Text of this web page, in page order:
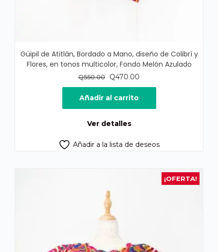
Güipil de Atitlán, Bordado a Mano, diseño de Colibrí y
Flores, en tonos multicolor, Fondo Melón Azulado
Q550.00
El
precio
original
era:
Q470.00
precio
es:
Añadir al carrito
Ver detalles
Añadir a la lista de deseos
¡OFERTA!